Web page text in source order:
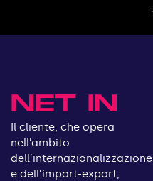
NET IN
Il cliente, che opera
nell’ambito
dell’internazionalizzazione
e dell’import-export,